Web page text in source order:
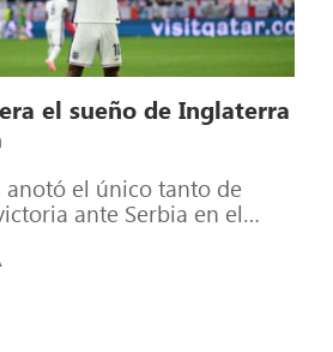
el sueño de Inglaterra
anotó el único tanto de
ante Serbia en el